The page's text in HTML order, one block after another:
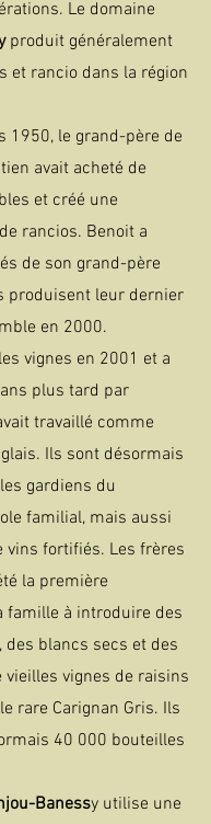
Le domaine
produit généralement
et rancio dans la région
1950, le grand-père de
avait acheté de
et créé une
rancios. Benoit a
de son grand-père
produisent leur dernier
en 2000.
vignes en 2001 et a
plus tard par
travaillé comme
Ils sont désormais
gardiens du
familial, mais aussi
vins fortifiés. Les frères
la première
famille à introduire des
blancs secs et des
vieilles vignes de raisins
rare Carignan Gris. Ils
40 000 bouteilles
Banessy utilise une